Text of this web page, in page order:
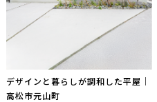
デザインと暮らしが調和した平屋｜
高松市元山町